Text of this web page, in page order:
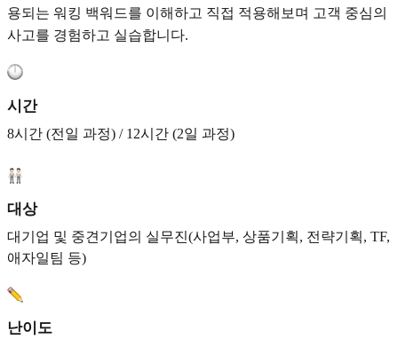
용되는 워킹 백워드를 이해하고 직접 적용해보며 고객 중심의
사고를 경험하고 실습합니다.
시간
8시간 (전일 과정) / 12시간 (2일 과정)
대상
대기업 및 중견기업의 실무진(사업부, 상품기획, 전략기획, TF,
애자일팀 등)
난이도